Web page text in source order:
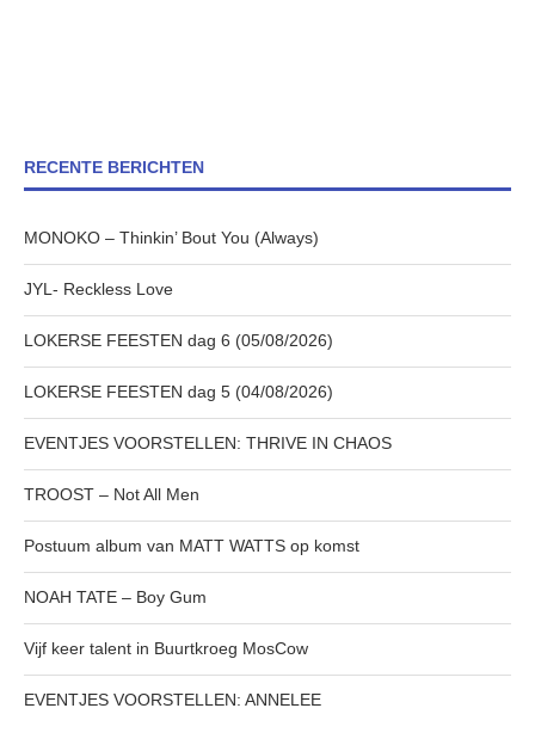
RECENTE BERICHTEN
MONOKO – Thinkin’ Bout You (Always)
JYL- Reckless Love
LOKERSE FEESTEN dag 6 (05/08/2026)
LOKERSE FEESTEN dag 5 (04/08/2026)
EVENTJES VOORSTELLEN: THRIVE IN CHAOS
TROOST – Not All Men
Postuum album van MATT WATTS op komst
NOAH TATE – Boy Gum
Vijf keer talent in Buurtkroeg MosCow
EVENTJES VOORSTELLEN: ANNELEE